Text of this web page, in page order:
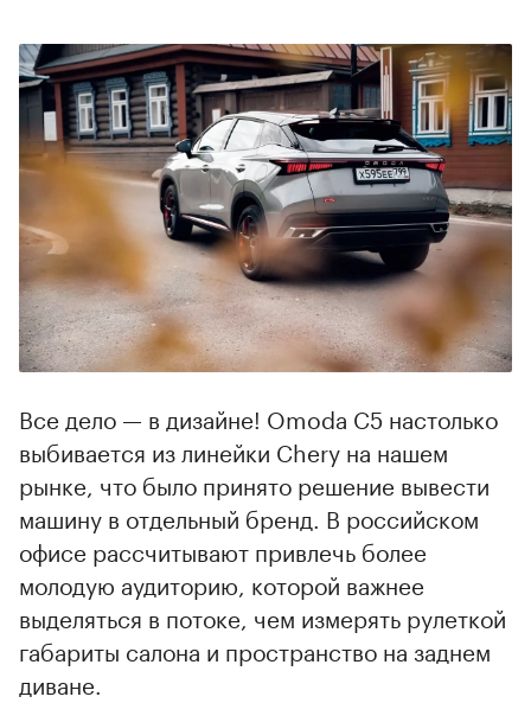
Все дело — в дизайне! Omoda C5 настолько
выбивается из линейки Chery на нашем
рынке, что было принято решение вывести
машину в отдельный бренд. В российском
офисе рассчитывают привлечь более
молодую аудиторию, которой важнее
выделяться в потоке, чем измерять рулеткой
габариты салона и пространство на заднем
диване.